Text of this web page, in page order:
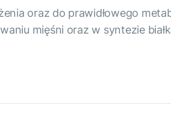
oraz do prawidłowego
mięśni oraz w syntezie